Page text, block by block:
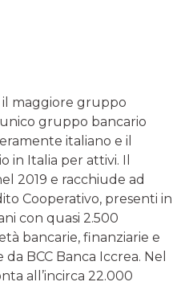
il maggiore gruppo
gruppo bancario
italiano e il
in Italia per attivi. Il
2019 e racchiude ad
Cooperativo, presenti in
con quasi 2.500
bancarie, finanziarie e
BCC Banca Iccrea. Nel
all’incirca 22.000